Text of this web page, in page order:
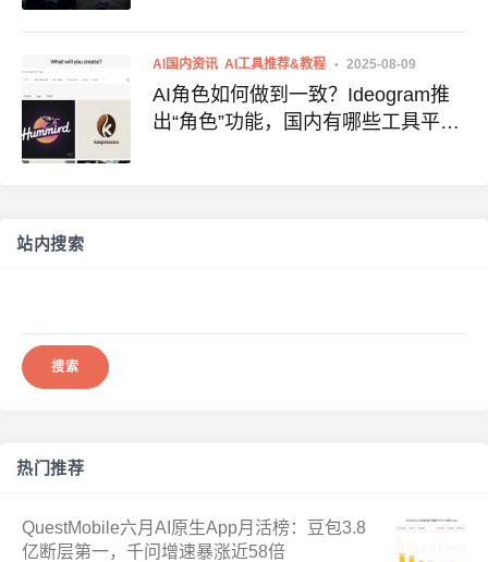
AI国内资讯 AI工具推荐&教程 2025-08-09
AI角色如何做到一致？Ideogram推
出“角色”功能，国内有哪些工具平
站内搜索
热门推荐
QuestMobile六月AI原生App月活榜：豆包3.8
亿断层第一，千问增速暴涨近58倍